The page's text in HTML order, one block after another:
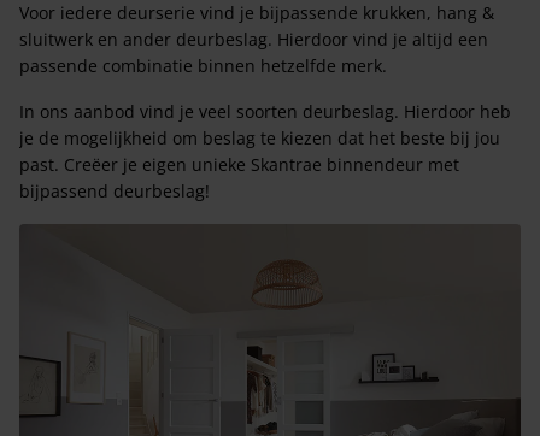
Voor iedere deurserie vind je bijpassende krukken, hang &
sluitwerk en ander deurbeslag. Hierdoor vind je altijd een
passende combinatie binnen hetzelfde merk.
In ons aanbod vind je veel soorten deurbeslag. Hierdoor heb
je de mogelijkheid om beslag te kiezen dat het beste bij jou
past. Creëer je eigen unieke Skantrae binnendeur met
bijpassend deurbeslag!